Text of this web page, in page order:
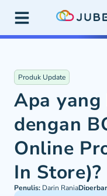
Produk Update
Apa yang
dengan
Online
In Store)?
Penulis: Darin Rania